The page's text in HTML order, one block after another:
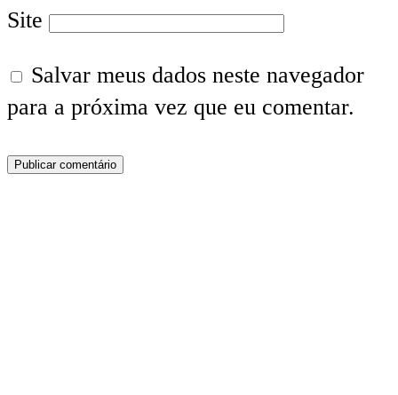
Site
Salvar meus dados neste navegador
para a próxima vez que eu comentar.